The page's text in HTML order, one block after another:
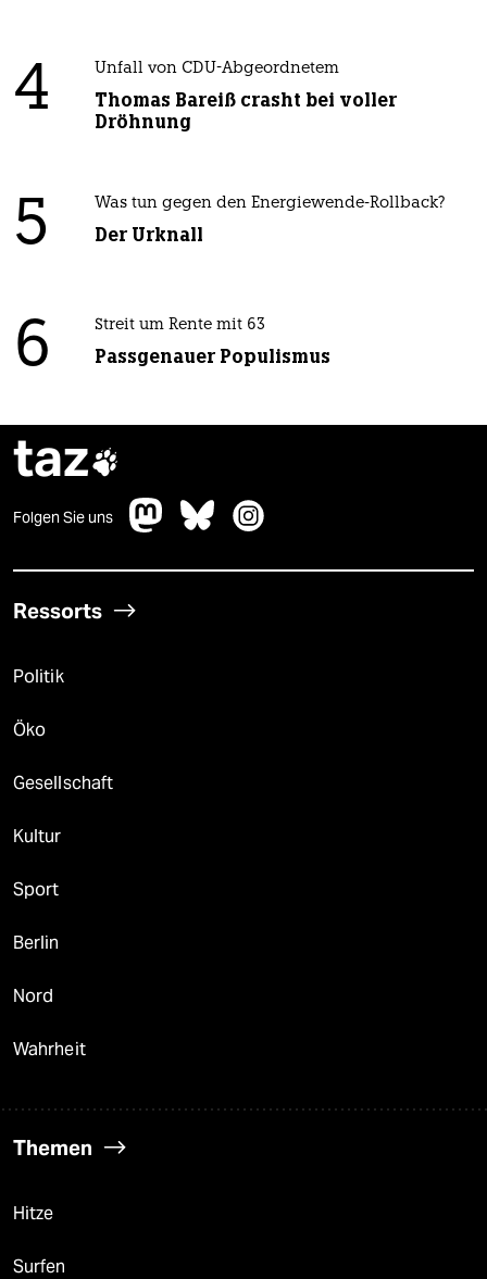
4 Unfall von CDU-Abgeordnetem
Thomas Bareiß crasht bei voller
Dröhnung
5 Was tun gegen den Energiewende-Rollback?
Der Urknall
6 Streit um Rente mit 63
Passgenauer Populismus
taz
Folgen Sie uns
Ressorts
Politik
Öko
Gesellschaft
Kultur
Sport
Berlin
Nord
Wahrheit
Themen
Hitze
Surfen